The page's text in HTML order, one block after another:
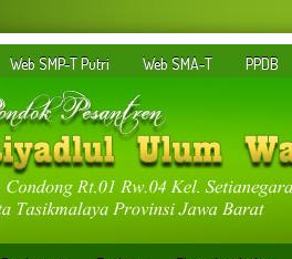
Web SMP-T Putri Web SMA-T PPDB